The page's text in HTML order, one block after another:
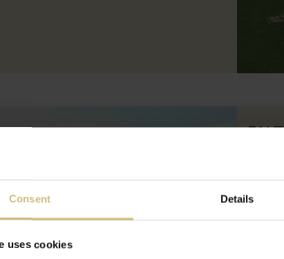
Consent Details
uses cookies
Dette